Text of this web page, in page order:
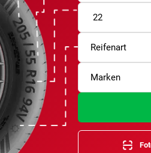
22
Reifenart
Marken